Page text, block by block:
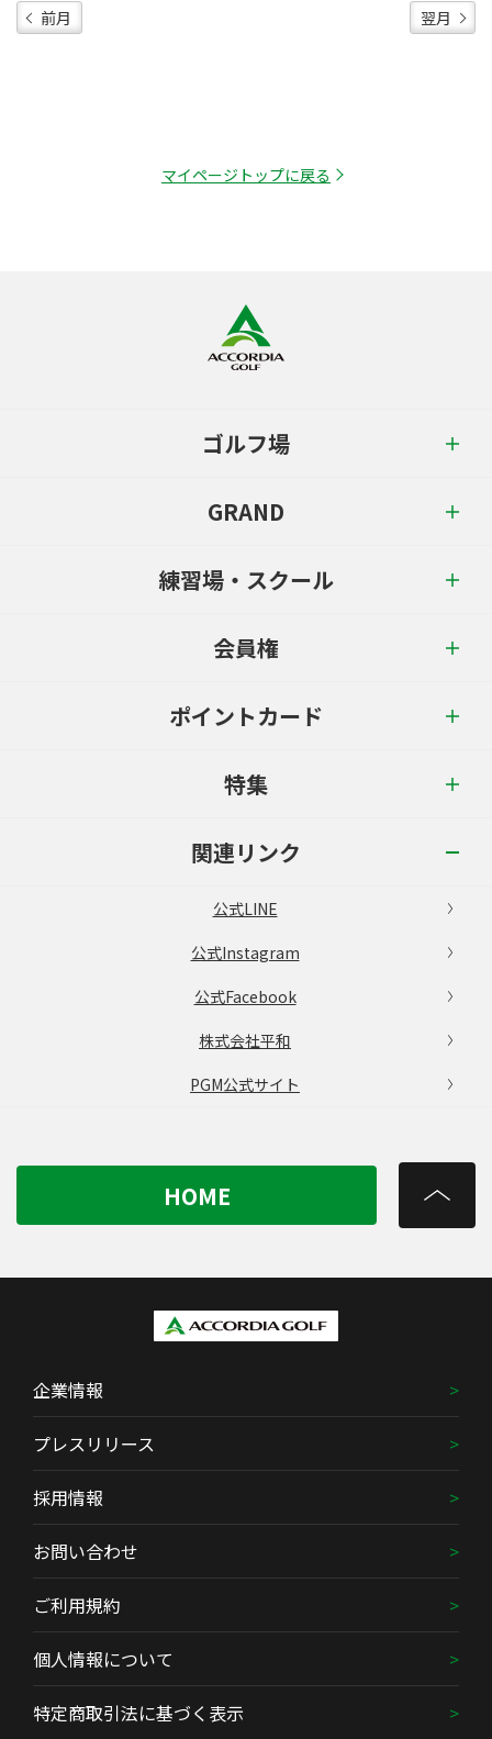
前月 翌月
マイページトップに戻る
ゴルフ場
GRAND
練習場・スクール
会員権
ポイントカード
特集
関連リンク
公式LINE
公式Instagram
公式Facebook
株式会社平和
PGM公式サイト
HOME
企業情報
プレスリリース
採用情報
お問い合わせ
ご利用規約
個人情報について
特定商取引法に基づく表示